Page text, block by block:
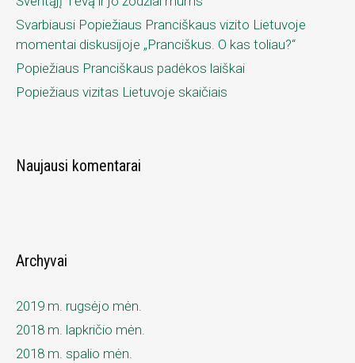
Svarbiausi Popiežiaus Pranciškaus vizito Lietuvoje
momentai diskusijoje „Pranciškus. O kas toliau?“
Popiežiaus Pranciškaus padėkos laiškai
Popiežiaus vizitas Lietuvoje skaičiais
Naujausi komentarai
Archyvai
2019 m. rugsėjo mėn.
2018 m. lapkričio mėn.
2018 m. spalio mėn.